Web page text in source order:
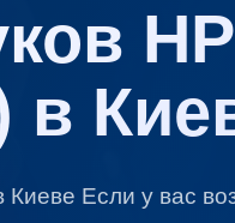
в
Если у вас